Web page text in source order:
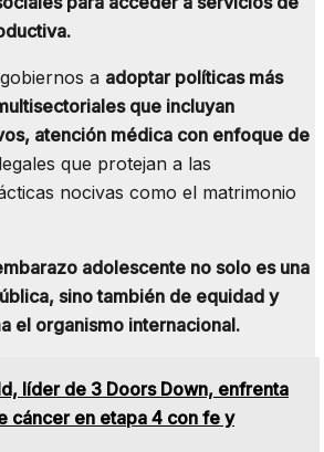
a adoptar políticas más
que incluyan
atención médica con enfoque de
que protejan a las
nocivas como el matrimonio
adolescente no solo es una
sino también de equidad y
el organismo internacional.
líder de 3 Doors Down, enfrenta
cáncer en etapa 4 con fe y